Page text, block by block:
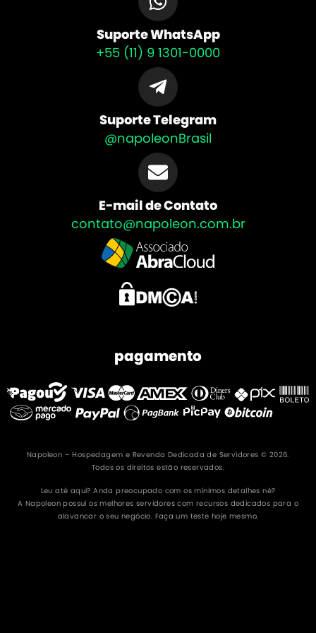
Suporte WhatsApp
+55 (11) 9 1301-0000
Suporte Telegram
@napoleonBrasil
E-mail de Contato
contato@napoleon.com.br
pagamento
Napoleon – Hospedagem e Revenda Dedicada de Servidores © 2026.
Todos os direitos estão reservados.
Leu até aqui? Anda preocupado com os mínimos detalhes né?
A Napoleon possuí os melhores servidores com recursos dedicados para o
alavancar o seu negócio. Faça um teste hoje mesmo.